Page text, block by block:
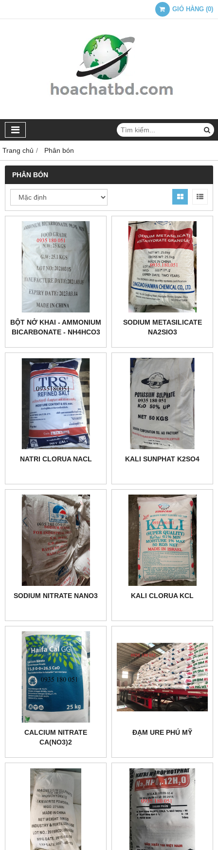
GIỎ HÀNG (0)
Trang chủ Phân bón
PHÂN BÓN
BỘT NỞ KHAI - AMMONIUM
BICARBONATE - NH4HCO3
SODIUM METASILICATE
NA2SIO3
NATRI CLORUA NACL KALI SUNPHAT K2SO4
SODIUM NITRATE NANO3 KALI CLORUA KCL
CALCIUM NITRATE
CA(NO3)2
ĐẠM URE PHÚ MỸ